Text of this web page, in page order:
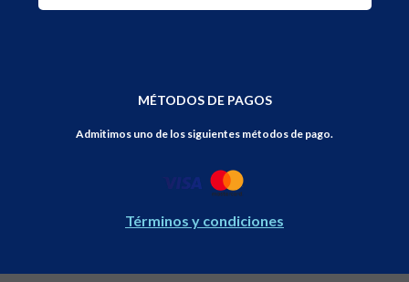
MÉTODOS DE PAGOS
Admitimos uno de los siguientes métodos de pago.
Términos y condiciones